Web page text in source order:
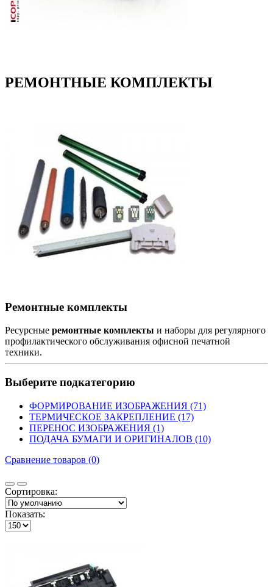
РЕМОНТНЫЕ КОМПЛЕКТЫ
Ремонтные комплекты
Ресурсные ремонтные комплекты и наборы для регулярного
профилактического обслуживания офисной печатной
техники.
Выберите подкатегорию
ФОРМИРОВАНИЕ ИЗОБРАЖЕНИЯ (71)
ТЕРМИЧЕСКОЕ ЗАКРЕПЛЕНИЕ (17)
ПЕРЕНОС ИЗОБРАЖЕНИЯ (1)
ПОДАЧА БУМАГИ И ОРИГИНАЛОВ (10)
Сравнение товаров (0)
Сортировка:
Показать: